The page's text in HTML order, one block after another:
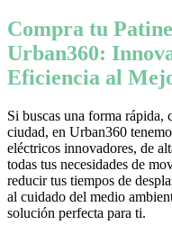
Compra tu
Urban360:
Eficiencia al
Si buscas una forma rápida,
ciudad, en Urban360
eléctricos innovadores, de
todas tus necesidades de
reducir tus tiempos de
al cuidado del medio
solución perfecta para ti.